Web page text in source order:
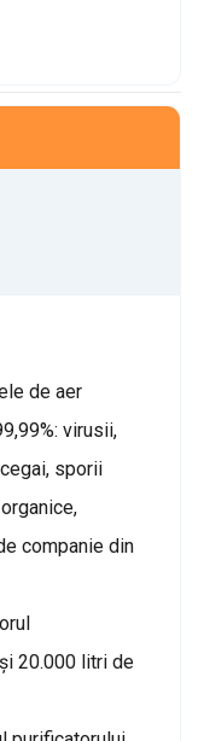
de aer
virusii,
sporii
companie din
20.000 litri de